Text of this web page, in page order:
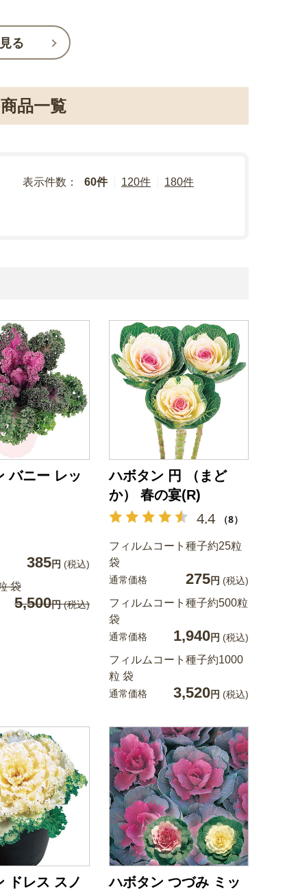
る
品一覧
表示件数： 60件 120件 180件
バニー レッ
385円 (税込)
袋
5,500円(税込)
ハボタン 円 （まど
か） 春の宴(R)
4.4 （8）
フィルムコート種子約25粒
袋
通常価格 275円 (税込)
フィルムコート種子約500粒
袋
通常価格 1,940円 (税込)
フィルムコート種子約1000
粒 袋
通常価格 3,520円 (税込)
ドレス スノ
ハボタン つづみ ミッ